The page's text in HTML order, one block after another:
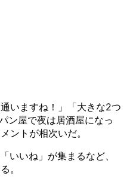
いますね！」「大きな2つ
ン屋で夜は居酒屋になっ
ントが相次いだ。
いね」が集まるなど、
。